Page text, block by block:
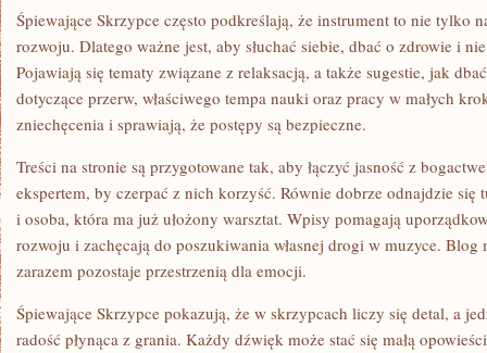
Śpiewające Skrzypce często podkreślają, że instrument to nie tylko
rozwoju. Dlatego ważne jest, aby słuchać siebie, dbać o zdrowie i
Pojawiają się tematy związane z relaksacją, a także sugestie, jak
dotyczące przerw, właściwego tempa nauki oraz pracy w małych
zniechęcenia i sprawiają, że postępy są bezpieczne.
Treści na stronie są przygotowane tak, aby łączyć jasność z
ekspertem, by czerpać z nich korzyść. Równie dobrze odnajdzie
i osoba, która ma już ułożony warsztat. Wpisy pomagają
rozwoju i zachęcają do poszukiwania własnej drogi w muzyce. Blog
zarazem pozostaje przestrzenią dla emocji.
Śpiewające Skrzypce pokazują, że w skrzypcach liczy się detal, a
radość płynąca z grania. Każdy dźwięk może stać się małą